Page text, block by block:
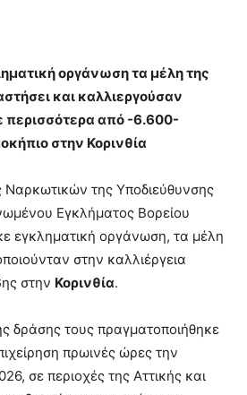
οργάνωση τα μέλη της
και καλλιεργούσαν
περισσότερα από -6.600-
στην Κορινθία
της Υποδιεύθυνσης
Εγκλήματος Βορείου
εγκληματική οργάνωση, τα μέλη
στην καλλιέργεια
στην Κορινθία.
δράσης τους πραγματοποιήθηκε
πρωινές ώρες την
σε περιοχές της Αττικής και